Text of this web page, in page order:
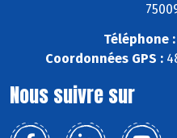
Téléphone :
Coordonnées GPS :
Nous suivre sur